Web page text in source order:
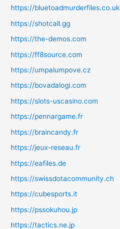
https://bluetoadmurderfiles.co.uk
https://shotcall.gg
https://the-demos.com
https://ff8source.com
https://umpalumpove.cz
https://bovadalogi.com
https://slots-uscasino.com
https://pennargame.fr
https://braincandy.fr
https://jeux-reseau.fr
https://eafiles.de
https://swissdotacommunity.ch
https://cubesports.it
https://pssokuhou.jp
https://tactics.ne.jp